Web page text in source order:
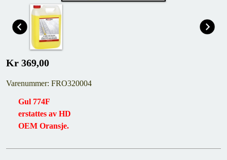
Kr 369,00
Varenummer: FRO320004
Gul 774F
erstattes av HD
OEM Oransje.